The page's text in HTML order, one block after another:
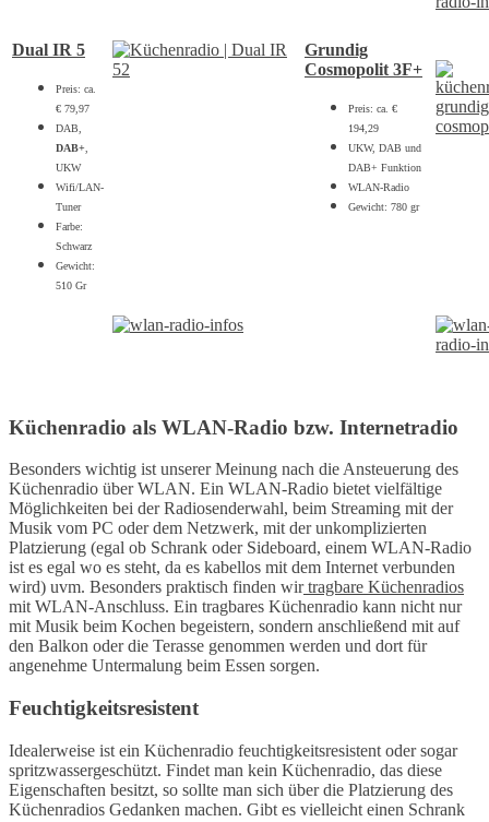
Dual IR 5
Preis: ca.
€ 79,97
DAB,
DAB+
UKW
Wifi/LAN-
Tuner
Farbe:
Schwarz
Gewicht:
510 Gr
Grundig
Cosmopolit 3F+
Preis: ca. €
194,29
UKW, DAB und
DAB+ Funktion
WLAN-Radio
Gewicht: 780 gr
Küchenradio als WLAN-Radio bzw. Internetradio
Besonders wichtig ist unserer Meinung nach die Ansteuerung des
Küchenradio über WLAN. Ein WLAN-Radio bietet vielfältige
Möglichkeiten bei der Radiosenderwahl, beim Streaming mit der
Musik vom PC oder dem Netzwerk, mit der unkomplizierten
Platzierung (egal ob Schrank oder Sideboard, einem WLAN-Radio
ist es egal wo es steht, da es kabellos mit dem Internet verbunden
wird) uvm. Besonders praktisch finden wirtragbare Küchenradios
mit WLAN-Anschluss. Ein tragbares Küchenradio kann nicht nur
mit Musik beim Kochen begeistern, sondern anschließend mit auf
den Balkon oder die Terasse genommen werden und dort für
angenehme Untermalung beim Essen sorgen.
Feuchtigkeitsresistent
Idealerweise ist ein Küchenradio feuchtigkeitsresistent oder sogar
spritzwassergeschützt. Findet man kein Küchenradio, das diese
Eigenschaften besitzt, so sollte man sich über die Platzierung des
Küchenradios Gedanken machen. Gibt es vielleicht einen Schrank